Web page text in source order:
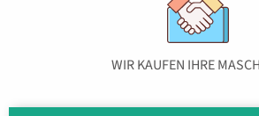
WIR KAUFEN IHRE